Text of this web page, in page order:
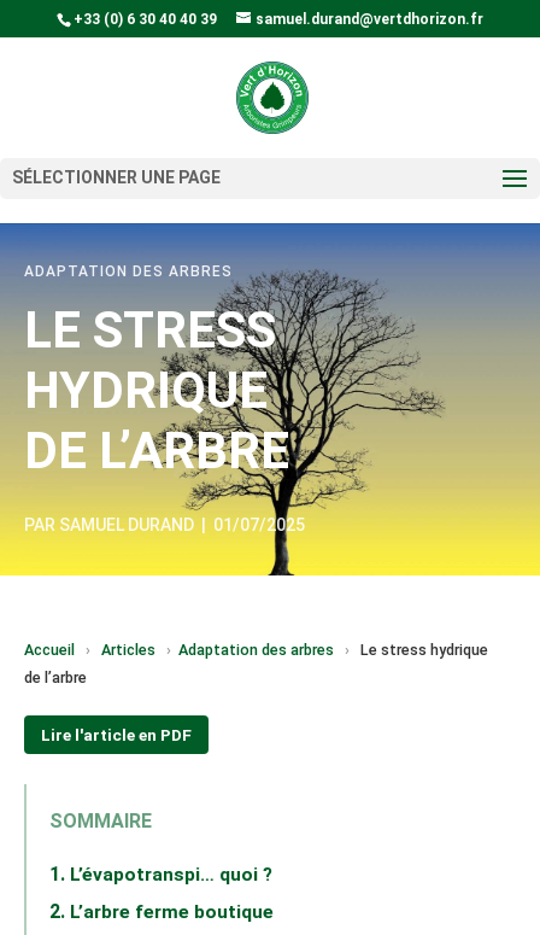
+33 (0) 6 30 40 40 39 samuel.durand@vertdhorizon.fr
SÉLECTIONNER UNE PAGE
ADAPTATION DES ARBRES
LE STRESS
HYDRIQUE
DE L’ARBRE
PAR SAMUEL DURAND 01/07/2025
Accueil › Articles › Adaptation des arbres ›
Le stress hydrique
de l’arbre
Lire l'article en PDF
SOMMAIRE
L’évapotranspi… quoi ?
L’arbre ferme boutique